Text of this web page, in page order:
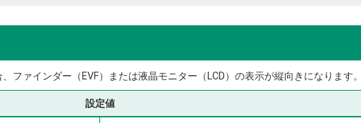
ファインダー（EVF）または液晶モニター（LCD）の表示が縦向きになります
設定値